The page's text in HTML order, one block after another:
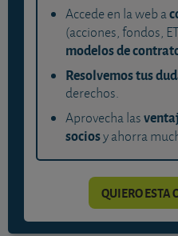
Accede en la web a
(acciones, fondos,
modelos de
Resolvemos tus
derechos.
Aprovecha las
sociosy ahorra
QUIERO ESTA